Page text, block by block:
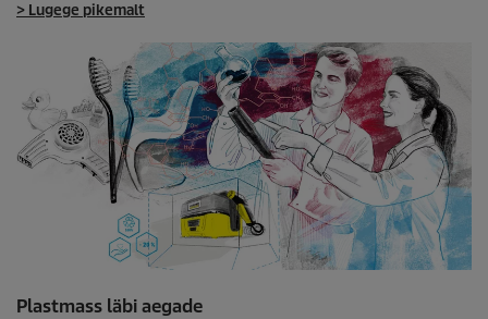
> Lugege pikemalt
Plastmass läbi aegade